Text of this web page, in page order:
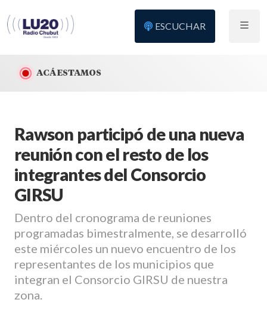
ESCUCHAR
ACÁ ESTAMOS
Rawson participó de una nueva
reunión con el resto de los
integrantes del Consorcio
GIRSU
Dentro del cronograma de reuniones
programadas bimestralmente, se desarrolló
este miércoles un nuevo encuentro de los
representantes de los municipios que
integran el Consorcio GIRSU de nuestra
zona.